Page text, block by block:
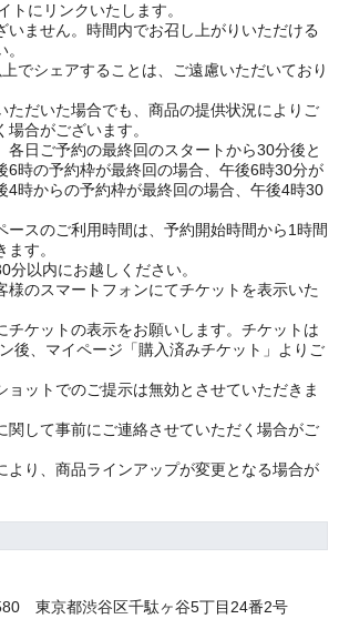
トにリンクいたします。
いません。時間内でお召し上がりいただける
でシェアすることは、ご遠慮いただいており
ただいた場合でも、商品の提供状況によりご
合がございます。
各日ご予約の最終回のスタートから30分後と
6時の予約枠が最終回の場合、午後6時30分が
4時からの予約枠が最終回の場合、午後4時30
ースのご利用時間は、予約開始時間から1時間
す。
分以内にお越しください。
様のスマートフォンにてチケットを表示いた
チケットの表示をお願いします。チケットは
後、マイページ「購入済みチケット」よりご
ョットでのご提示は無効とさせていただきま
関して事前にご連絡させていただく場合がご
より、商品ラインアップが変更となる場合が
東京都渋谷区千駄ヶ谷5丁目24番2号